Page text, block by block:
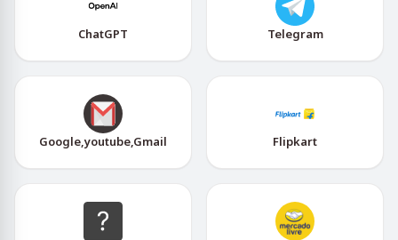
ChatGPT Telegram
Google,youtube,Gmail Flipkart